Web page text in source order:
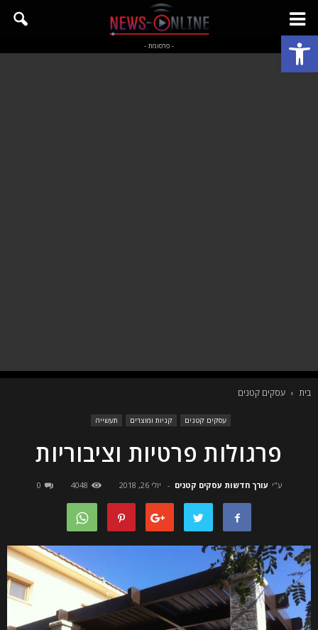
פתח סרגל נגישות - פרסומת -
בית עסקים קטנים
עסקים קטנים קניות ומוצרים תעשייה
פרגולות פרטיות וציבוריות
ע"י עורך חדשות עסקים קטנים - יולי 26, 2018 4048
0